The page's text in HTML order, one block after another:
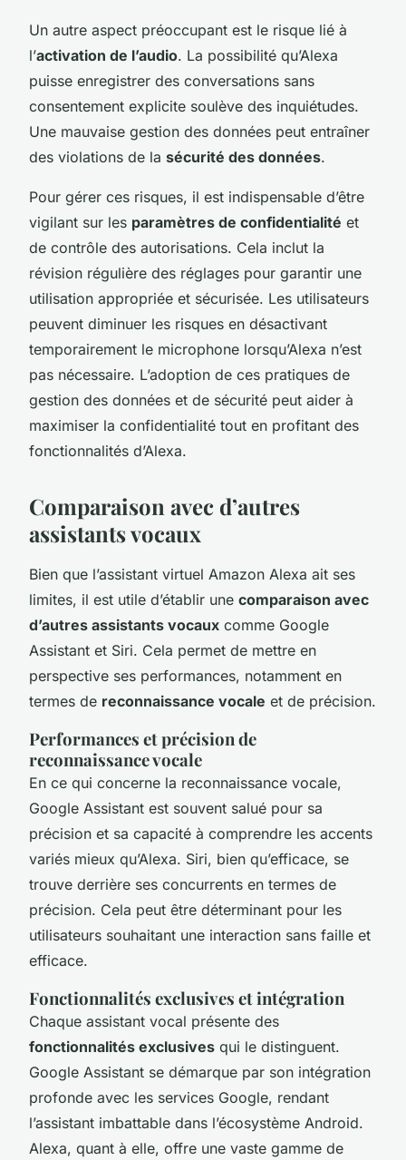
Un autre aspect préoccupant est le risque lié à
l’activation de l’audio. La possibilité qu’Alexa
puisse enregistrer des conversations sans
consentement explicite soulève des inquiétudes.
Une mauvaise gestion des données peut entraîner
des violations de la sécurité des données.
Pour gérer ces risques, il est indispensable d’être
vigilant sur les paramètres de confidentialité et
de contrôle des autorisations. Cela inclut la
révision régulière des réglages pour garantir une
utilisation appropriée et sécurisée. Les utilisateurs
peuvent diminuer les risques en désactivant
temporairement le microphone lorsqu’Alexa n’est
pas nécessaire. L’adoption de ces pratiques de
gestion des données et de sécurité peut aider à
maximiser la confidentialité tout en profitant des
fonctionnalités d’Alexa.
Comparaison avec d’autres
assistants vocaux
Bien que l’assistant virtuel Amazon Alexa ait ses
limites, il est utile d’établir une comparaison avec
d’autres assistants vocaux comme Google
Assistant et Siri. Cela permet de mettre en
perspective ses performances, notamment en
termes de reconnaissance vocale et de précision.
Performances et précision de
reconnaissance vocale
En ce qui concerne la reconnaissance vocale,
Google Assistant est souvent salué pour sa
précision et sa capacité à comprendre les accents
variés mieux qu’Alexa. Siri, bien qu’efficace, se
trouve derrière ses concurrents en termes de
précision. Cela peut être déterminant pour les
utilisateurs souhaitant une interaction sans faille et
efficace.
Fonctionnalités exclusives et intégration
Chaque assistant vocal présente des
fonctionnalités exclusives qui le distinguent.
Google Assistant se démarque par son intégration
profonde avec les services Google, rendant
l’assistant imbattable dans l’écosystème Android.
Alexa, quant à elle, offre une vaste gamme de